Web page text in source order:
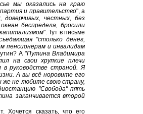
мы оказались на краю
партия и правительство", а
доверчивых, честных, без
беспредела, бросили
". Тут в письме
"столько денег,
пенсионерам и инвалидам
А "Путина Владимира
на свои хрупкие плечи
в руководстве страной. Я
А вы всё норовите его
же не любите свою страну,
"Свобода" пять
заканчивается второй
Хочется сказать, что его